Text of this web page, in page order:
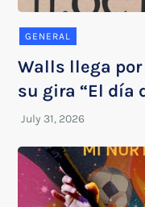
GENERAL
Walls llega por
su gira “El día